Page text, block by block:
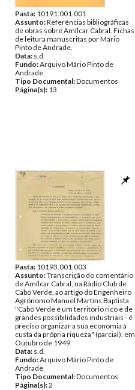
Fundo:Arquivo Mário Pinto de
Andrade
Tipo Documental:Documentos
Página(s):4
Pasta: 10191.001.001
Assunto:Referências bibliográficas
de obras sobre Amílcar Cabral. Fichas
de leitura manuscritas por Mário
Pinto de Andrade.
Data: s.d.
Fundo:Arquivo Mário Pinto de
Andrade
Tipo Documental:Documentos
Página(s): 13
Pasta: 10193.001.003
Assunto:Transcrição do comentário
de Amílcar Cabral, na Rádio Club de
Cabo Verde, ao artigo do Engenheiro
Agrónomo Manuel Martins Baptista
"Cabo Verde é um território rico e de
grandes possibilidades industriais - é
preciso organizar a sua economia à
custa da própria riqueza" (parcial), em
Outubro de 1949.
Data: s.d.
Fundo:Arquivo Mário Pinto de
Andrade
Tipo Documental:Documentos
Página(s):2